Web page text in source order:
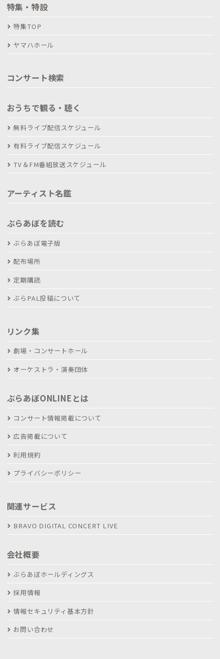
特集・特設
特集TOP
ヤマハホール
コンサート検索
おうちで観る・聴く
無料ライブ配信スケジュール
有料ライブ配信スケジュール
TV＆FM番組放送スケジュール
アーティスト名鑑
ぶらあぼを読む
ぶらあぼ電子版
配布場所
定期購読
ぶらPAL投稿について
リンク集
劇場・コンサートホール
オーケストラ・演奏団体
ぶらあぼONLINEとは
コンサート情報掲載について
広告掲載について
利用規約
プライバシーポリシー
関連サービス
BRAVO DIGITAL CONCERT LIVE
会社概要
ぶらあぼホールディングス
採用情報
情報セキュリティ基本方針
お問い合わせ